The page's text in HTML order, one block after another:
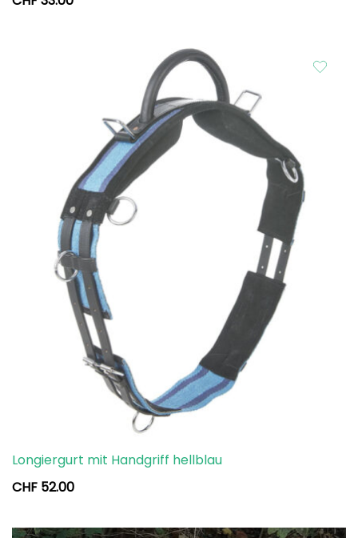
Longiergurt mit Handgriff hellblau
CHF 52.00